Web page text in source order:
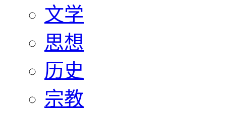
文学
思想
历史
宗教